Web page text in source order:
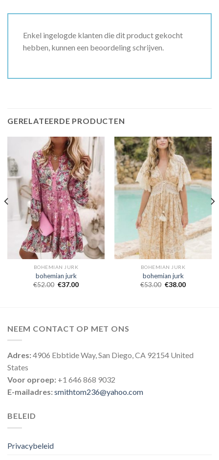
Enkel ingelogde klanten die dit product gekocht
hebben, kunnen een beoordeling schrijven.
GERELATEERDE PRODUCTEN
BOHEMIAN JURK
bohemian jurk
€52.00 €37.00
BOHEMIAN JURK
bohemian jurk
€53.00 €38.00
NEEM CONTACT OP MET ONS
Adres:4906 Ebbtide Way, San Diego, CA 92154 United
States
Voor oproep: +1 646 868 9032
E-mailadres:smithtom236@yahoo.com
BELEID
Privacybeleid